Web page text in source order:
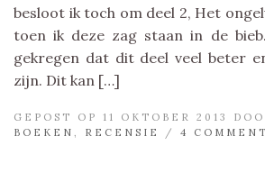
besloot ik toch om deel 2, Het
toen ik deze zag staan in de
gekregen dat dit deel veel beter
zijn. Dit kan […]
GEPOST OP 11 OKTOBER 2013
BOEKEN
RECENSIE / 4